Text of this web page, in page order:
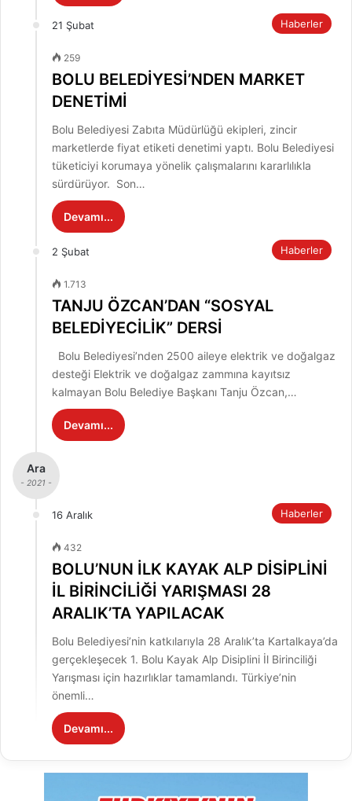
21 Şubat Haberler
259
BOLU BELEDİYESİ’NDEN MARKET
DENETİMİ
Bolu Belediyesi Zabıta Müdürlüğü ekipleri, zincir
marketlerde fiyat etiketi denetimi yaptı. Bolu Belediyesi
tüketiciyi korumaya yönelik çalışmalarını kararlılıkla
sürdürüyor. Son…
Devamı...
2 Şubat Haberler
1.713
TANJU ÖZCAN’DAN “SOSYAL
BELEDİYECİLİK” DERSİ
Bolu Belediyesi’nden 2500 aileye elektrik ve doğalgaz
desteği Elektrik ve doğalgaz zammına kayıtsız
kalmayan Bolu Belediye Başkanı Tanju Özcan,…
Devamı...
Ara
- 2021 -
16 Aralık Haberler
432
BOLU’NUN İLK KAYAK ALP DİSİPLİNİ
İL BİRİNCİLİĞİ YARIŞMASI 28
ARALIK’TA YAPILACAK
Bolu Belediyesi’nin katkılarıyla 28 Aralık’ta Kartalkaya’da
gerçekleşecek 1. Bolu Kayak Alp Disiplini İl Birinciliği
Yarışması için hazırlıklar tamamlandı. Türkiye’nin
önemli…
Devamı...